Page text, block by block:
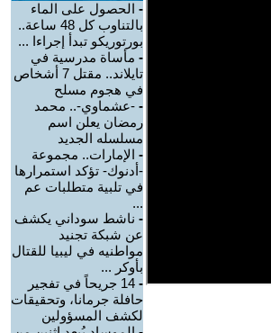
- الحصول على الماء
بالتناوب كل 48 ساعة..
بورتوريكو تبدأ إجراءا ...
- مأساة مدرسية في
تايلاند.. مقتل 7 أشخاص
في هجوم مسلح
- -عشماوي-.. محمد
رمضان يعلن اسم
مسلسله الجديد
- الإمارات.. مجموعة
-أدنوك- تؤكد استمرارها
في تلبية متطلبات عم
...
- ناشط سوداني يكشف
عن شبكة تجنيد
مواطنيه في ليبيا للقتال
بأوكر ...
-
14 جريحاً في تفجير
حافلة جرمانا، وتحقيقات
لكشف المسؤولين